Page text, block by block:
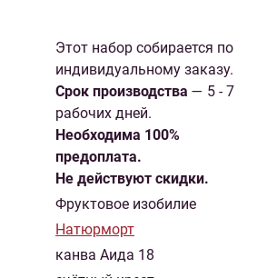
Этот набор собирается по
индивидуальному заказу.
Cрок производства — 5 - 7
рабочих дней.
Необходима 100%
предоплата.
Не действуют скидки.
Фруктовое изобилие
Натюрморт
канва Аида 18